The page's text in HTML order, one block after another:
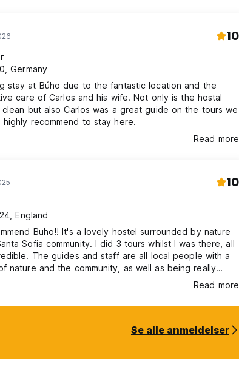
10
Germany
stay at Búho due to the fantastic location and the
care of Carlos and his wife. Not only is the hostal
but also Carlos was a great guide on the tours we
highly recommend to stay here.
Read more
10
England
Buho!! It's a lovely hostel surrounded by nature
Sofia community. I did 3 tours whilst I was there, all
The guides and staff are all local people with a
nature and the community, as well as being really
The food's delicious & locally sourced. It's the
to disconnect from life and be in nature, I had a very
hope to return in the future!
Read more
Se alle anmeldelser